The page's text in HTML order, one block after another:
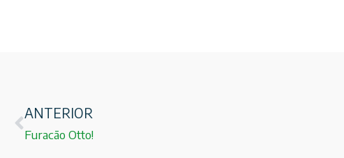
ANTERIOR
Furacão Otto!